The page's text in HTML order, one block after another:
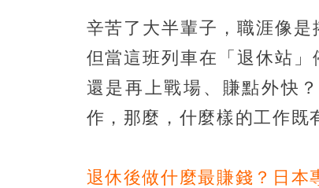
辛苦了大半輩子，職涯像是
但當這班列車在「退休站」
還是再上戰場、賺點外快
作，那麼，什麼樣的工作既
退休後做什麼最賺錢？日本